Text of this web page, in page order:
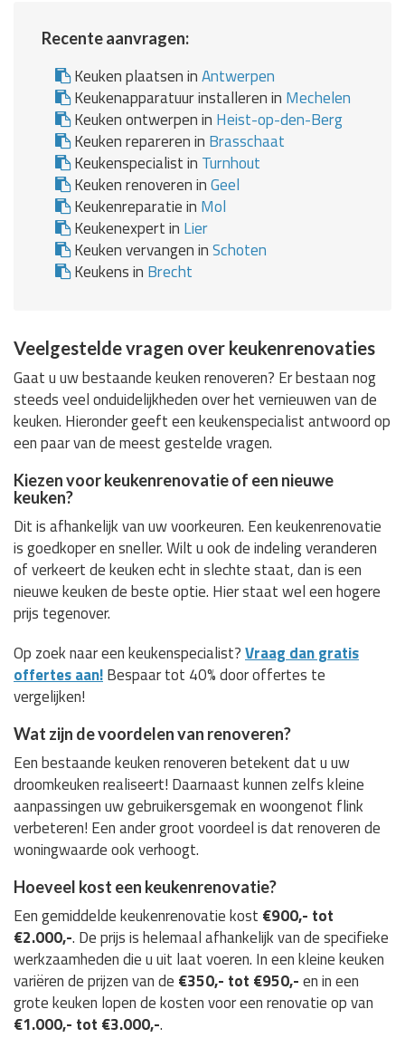
Recente aanvragen:
Keuken plaatsen inAntwerpen
Keukenapparatuur installeren in Mechelen
Keuken ontwerpen in Heist-op-den-Berg
Keuken repareren in Brasschaat
Keukenspecialist in Turnhout
Keuken renoveren inGeel
Keukenreparatie in Mol
Keukenexpert in Lier
Keuken vervangen inSchoten
Keukens in Brecht
Veelgestelde vragen over keukenrenovaties
Gaat u uw bestaande keuken renoveren? Er bestaan nog
steeds veel onduidelijkheden over het vernieuwen van de
keuken. Hieronder geeft een keukenspecialist antwoord op
een paar van de meest gestelde vragen.
Kiezen voor keukenrenovatie of een nieuwe
keuken?
Dit is afhankelijk van uw voorkeuren. Een keukenrenovatie
is goedkoper en sneller. Wilt u ook de indeling veranderen
of verkeert de keuken echt in slechte staat, dan is een
nieuwe keuken de beste optie. Hier staat wel een hogere
prijs tegenover.
Op zoek naar een keukenspecialist?Vraag dan gratis
offertes aan!Bespaar tot 40% door offertes te
vergelijken!
Wat zijn de voordelen van renoveren?
Een bestaande keuken renoveren betekent dat u uw
droomkeuken realiseert! Daarnaast kunnen zelfs kleine
aanpassingen uw gebruikersgemak en woongenot flink
verbeteren! Een ander groot voordeel is dat renoveren de
woningwaarde ook verhoogt.
Hoeveel kost een keukenrenovatie?
Een gemiddelde keukenrenovatie kost €900,- tot
€2.000,-. De prijs is helemaal afhankelijk van de specifieke
werkzaamheden die u uit laat voeren. In een kleine keuken
variëren de prijzen van de €350,- tot €950,-en in een
grote keuken lopen de kosten voor een renovatie op van
€1.000,- tot €3.000,-.